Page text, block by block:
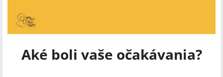
Aké boli vaše očakávania?